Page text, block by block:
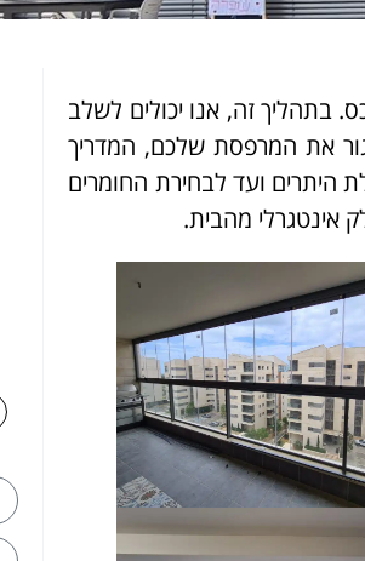
בתהליך זה, אנו יכולים לשלב
את המרפסת שלכם, המדריך
היתרים ועד לבחירת החומרים
אינטגרלי מהבית.